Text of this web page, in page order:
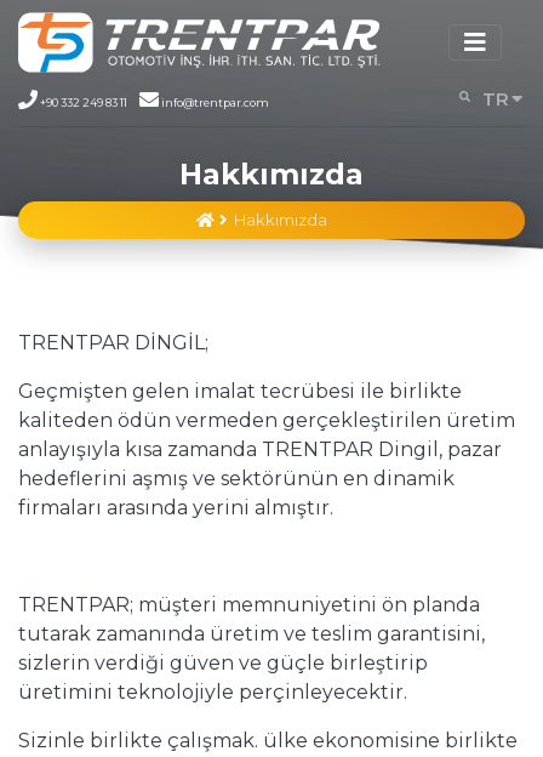
+90 332 249 83 11 info@trentpar.com TR
Hakkımızda
Hakkımızda
TRENTPAR DİNGİL;
Geçmişten gelen imalat tecrübesi ile birlikte
kaliteden ödün vermeden gerçekleştirilen üretim
anlayışıyla kısa zamanda TRENTPAR Dingil, pazar
hedeflerini aşmış ve sektörünün en dinamik
firmaları arasında yerini almıştır.
TRENTPAR; müşteri memnuniyetini ön planda
tutarak zamanında üretim ve teslim garantisini,
sizlerin verdiği güven ve güçle birleştirip
üretimini teknolojiyle perçinleyecektir.
Sizinle birlikte çalışmak. ülke ekonomisine birlikte